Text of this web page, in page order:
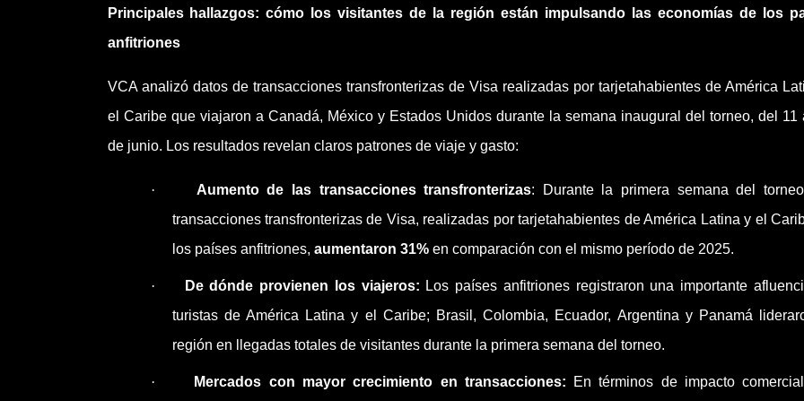
Principales hallazgos: cómo los visitantes de la región están impulsando las economías de los
anfitriones
VCA analizó datos de transacciones transfronterizas de Visa realizadas por tarjetahabientes de América
el Caribe que viajaron a Canadá, México y Estados Unidos durante la semana inaugural del torneo, del 11
de junio. Los resultados revelan claros patrones de viaje y gasto:
· Aumento de las transacciones transfronterizas: Durante la primera semana del
transacciones transfronterizas de Visa, realizadas por tarjetahabientes de América Latina y el
los países anfitriones, aumentaron 31%en comparación con el mismo período de 2025.
· De dónde provienen los viajeros: Los países anfitriones registraron una importante
turistas de América Latina y el Caribe; Brasil, Colombia, Ecuador, Argentina y Panamá
región en llegadas totales de visitantes durante la primera semana del torneo.
· Mercados con mayor crecimiento en transacciones:
En términos de impacto